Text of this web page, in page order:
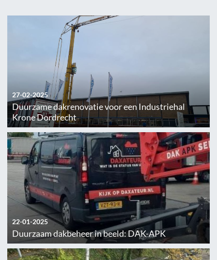
27-02-2025
Duurzame dakrenovatie voor een Industriehal
Krone Dordrecht
22-01-2025
Duurzaam dakbeheer in beeld: DAK-APK